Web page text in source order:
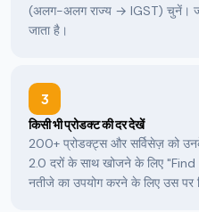
(अलग-अलग राज्य → IGST) चुनें।
जाता है।
3
किसी भी प्रोडक्ट की दर देखें
200+ प्रोडक्ट्स और सर्विसेज़ को
2.0 दरों के साथ खोजने के लिए "Find
नतीजे का उपयोग करने के लिए उस पर